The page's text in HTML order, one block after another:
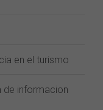
en el turismo
de informacion